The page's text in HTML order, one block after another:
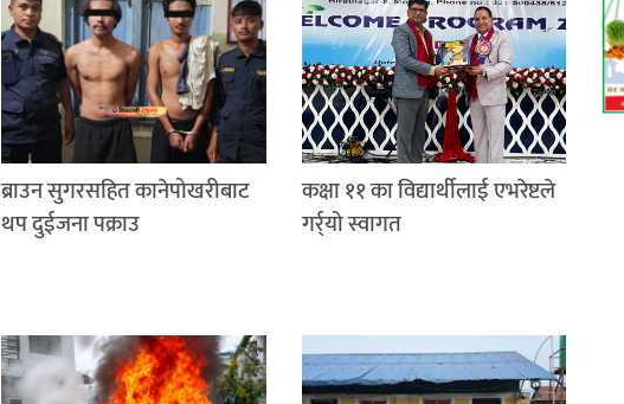
ब्राउन सुगरसहित कानेपोखरीबाट
थप दुईजना पक्राउ
कक्षा ११ का विद्यार्थीलाई एभरेष्टले
गर्र्यो स्वागत